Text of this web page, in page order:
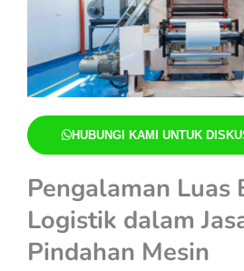
HUBUNGI KAMI UNTUK
Pengalaman Luas
Logistik dalam
Pindahan Mesin